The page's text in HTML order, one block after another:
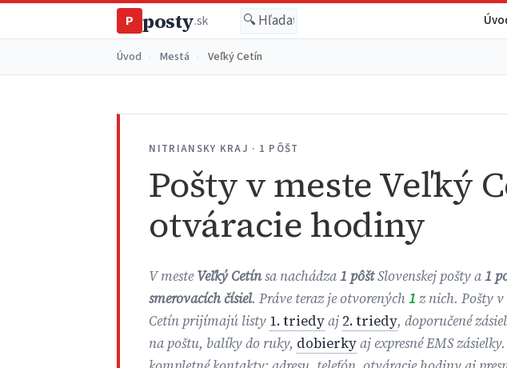
P posty.sk
Úvod Mestá Veľký Cetín
NITRIANSKY KRAJ · 1 PÔŠT
Pošty v meste Veľký
otváracie hodiny
V mesteVeľký Cetínsa nachádza1 pôštSlovenskej pošty a1
smerovacích čísiel. Práve teraz je otvorených1 z nich. Pošty v
Cetín prijímajú listy 1. triedyaj 2. triedy, doporučené
na poštu, balíky do ruky, dobierkyaj expresné EMS